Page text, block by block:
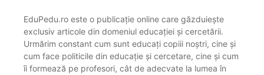
EduPedu.ro este o publicație online care găzduiește
exclusiv articole din domeniul educației și cercetării.
Urmărim constant cum sunt educați copiii noștri, cine și
cum face politicile din educație și cercetare, cine și cum
îi formează pe profesori, cât de adecvate la lumea în